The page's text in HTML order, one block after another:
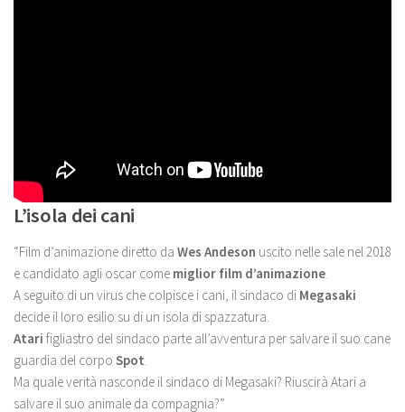
L’isola dei cani
“Film d’animazione diretto da Wes Andeson uscito nelle sale nel 2018
e candidato agli oscar come miglior film d’animazione.
A seguito di un virus che colpisce i cani, il sindaco di Megasaki
decide il loro esilio su di un isola di spazzatura.
Atari figliastro del sindaco parte all’avventura per salvare il suo cane
guardia del corpo Spot.
Ma quale verità nasconde il sindaco di Megasaki? Riuscirà Atari a
salvare il suo animale da compagnia?”